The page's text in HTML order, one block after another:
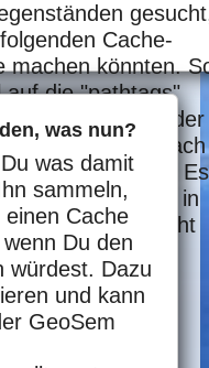
Cache-
machen könnten.
die "pathtags"
Lieferzeiten und der
via China nach
nicht überzeugt. Es
"Made in
wir aber nicht
der GeoSem!
was nun?
was damit
sammeln,
Cache
Du den
würdest. Dazu
und kann
GeoSem